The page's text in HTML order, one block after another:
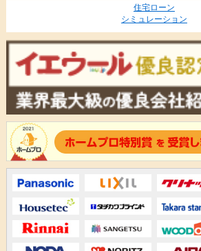
住宅ローン
シミュレーション